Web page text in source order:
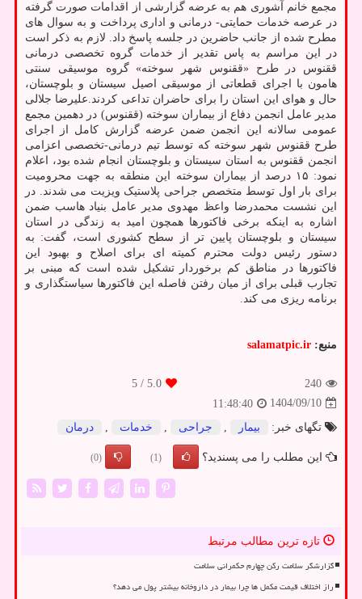
مجمع خانم آشوری هم به عرضه گزارشی از اقدامات صورت گرفته
در عرصه خدمات حمایتی- درمانی و اداری پرداخت و به سوال های
مطرح شده از جانب حاضرین در جلسه پاسخ داد. لازم به ذکر است
در این مراسم به پاس تقدیر از خدمات گروه تخصصی درمانی
ققنوس در طرح «ققنوس شهر سوخته» گروه موسیقی سنتی
هامون با اجرای قطعاتی از موسیقی اصیل سیستان و بلوچستان،
حال و هوای این استان را برای حاضران تداعی کردند.علیرضا جلالی
مدیر عامل انجمن دفاع از بیماران سوخته (ققنوس) در دهمین مجمع
عمومی سالانه این انجمن ضمن عرضه گزارش کامل از اجرای
طرح ققنوس شهر سوخته که توسط تیم درمانی-تخصصی اعزامی
انجمن ققنوس به استان سیستان و بلوچستان انجام شده بود، اعلام
نمود: ۱۵ درصد از بیماران سوخته این منطقه به جهت محرومیت
برای بار اول توسط متخصص جراحی پلاستیک ویزیت می شدند. در
این نشست محمدرضا واعظ مهدوی مدیر عامل بنیاد هاسب ضمن
اشاره به اینکه برخی فاکتورها همچون امید به زندگی در استان
سیستان و بلوچستان پایین تر از سطح کشوری است، گفت: به
دستور رئیس دولت محترم کمیته ای برای اصلاح و بهبود این
فاکتورها در مناطق کم برخوردار تشکیل شده است که مبنی بر
تجارب قبلی برای از میان رفتن فاصله این فاکتورها سیاستگذاری و
برنامه ریزی می کند.
منبع: salamatpic.ir
240
5.0
/ 5
1404/09/10
11:48:40
تگهای خبر:
بیمار , جراحی , خدمات , درمان
این مطلب را می پسندید؟ (1)
(0)
تازه ترین مطالب مرتبط
گزارشگر سلامت رکن چهارم حکمرانی سلامت
راز اختلاف قیمت مکمل ها چرا بیمار در داروخانه بیشتر پول می دهد؟